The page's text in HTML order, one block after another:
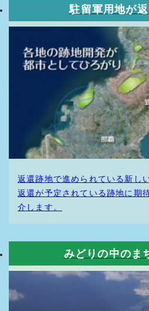
イベント開催報告「普天間未来予
2021.2.26
普天間未来予想図 vol.04 「みど
ージを公開しました。
イベント開催報告「「こども霞が
ージを公開しました。
2021.2.25
「『緑の中のまち』事例のひとつ
2019.4.8
「『緑の中のまち』事例のひとつ
2018年8月と10月に開催した普天
のアンケートによる「みんなの声
2018.12.12
「緑の中のまちづくり」ページを
駐留軍用地が
返還跡地で進められている新し
返還が予定されている跡地に期
介します。
みどりの中のま